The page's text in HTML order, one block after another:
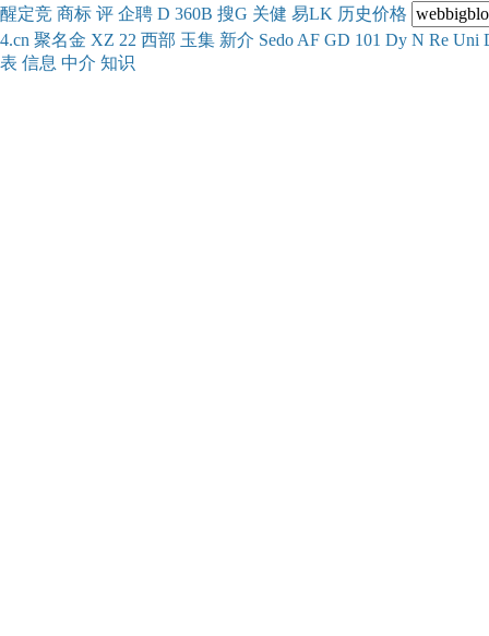
醒定竞 商标 评 企聘 D 360B 搜G 关健 易LK 历史价格
4.cn 聚名金 XZ 22 西部 玉集 新介 Sedo AF GD 101 Dy N Re Uni
表 信息 中介 知识